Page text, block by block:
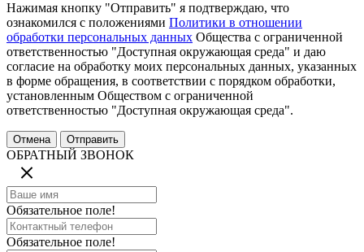
Нажимая кнопку "Отправить" я подтверждаю, что
ознакомился с положениями Политики в отношении
обработки персональных данных Общества с ограниченной
ответственностью "Доступная окружающая среда" и даю
согласие на обработку моих персональных данных, указанных
в форме обращения, в соответствии с порядком обработки,
установленным Обществом с ограниченной
ответственностью "Доступная окружающая среда".
ОБРАТНЫЙ ЗВОНОК
Обязательное поле!
Обязательное поле!